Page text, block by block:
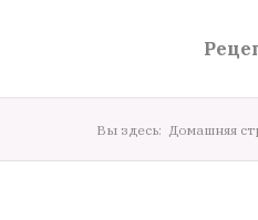
Вы здесь: Домашняя